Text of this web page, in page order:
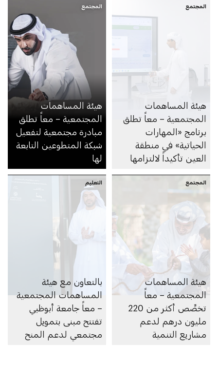
المجتمع
هيئة المساهمات
المجتمعية – معاً تطلق
برنامج «المهارات
الحياتية» في منطقة
العين تأكيداً لالتزامها
الأسرة في دولة الإمارات
المجتمع
هيئة المساهمات
المجتمعية – معاً تطلق
مبادرة مجتمعية لتفعيل
شبكة المتطوعين التابعة
لها
المجتمع
هيئة المساهمات
المجتمعية – معاً
تخصِّص أكثر من 220
مليون درهم لدعم
مشاريع التنمية
التعليم
بالتعاون مع هيئة
المساهمات المجتمعية
– معاً جامعة أبوظبي
تفتتح مبنى بتمويل
مجتمعي لدعم المنح